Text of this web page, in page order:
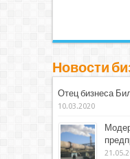
Новости
Отец бизнеса
10.03.2020